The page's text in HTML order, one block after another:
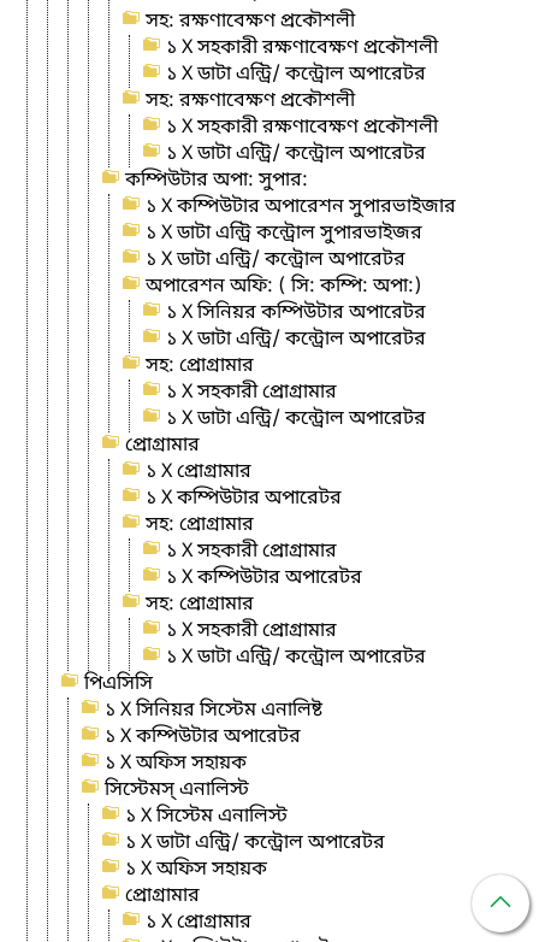
সহ: রক্ষণাবেক্ষণ প্রকৌশলী
১ X সহকারী রক্ষণাবেক্ষণ প্রকৌশলী
১ X ডাটা এন্ট্রি/ কন্ট্রোল অপারেটর
সহ: রক্ষণাবেক্ষণ প্রকৌশলী
১ X সহকারী রক্ষণাবেক্ষণ প্রকৌশলী
১ X ডাটা এন্ট্রি/ কন্ট্রোল অপারেটর
কম্পিউটার অপা: সুপার:
১ X কম্পিউটার অপারেশন সুপারভাইজার
১ X ডাটা এন্ট্রি কন্ট্রোল সুপারভাইজর
১ X ডাটা এন্ট্রি/ কন্ট্রোল অপারেটর
অপারেশন অফি: ( সি: কম্পি: অপা:)
১ X সিনিয়র কম্পিউটার অপারেটর
১ X ডাটা এন্ট্রি/ কন্ট্রোল অপারেটর
সহ: প্রোগ্রামার
১ X সহকারী প্রোগ্রামার
১ X ডাটা এন্ট্রি/ কন্ট্রোল অপারেটর
প্রোগ্রামার
১ X প্রোগ্রামার
১ X কম্পিউটার অপারেটর
সহ: প্রোগ্রামার
১ X সহকারী প্রোগ্রামার
১ X কম্পিউটার অপারেটর
সহ: প্রোগ্রামার
১ X সহকারী প্রোগ্রামার
১ X ডাটা এন্ট্রি/ কন্ট্রোল অপারেটর
পিএসিসি
১ X সিনিয়র সিস্টেম এনালিষ্ট
১ X কম্পিউটার অপারেটর
১ X অফিস সহায়ক
সিস্টেমস্ এনালিস্ট
১ X সিস্টেম এনালিস্ট
১ X ডাটা এন্ট্রি/ কন্ট্রোল অপারেটর
১ X অফিস সহায়ক
প্রোগ্রামার
১ X প্রোগ্রামার